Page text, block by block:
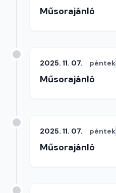
Műsorajánló
2025. 11. 07. péntek
Műsorajánló
2025. 11. 07. péntek
Műsorajánló